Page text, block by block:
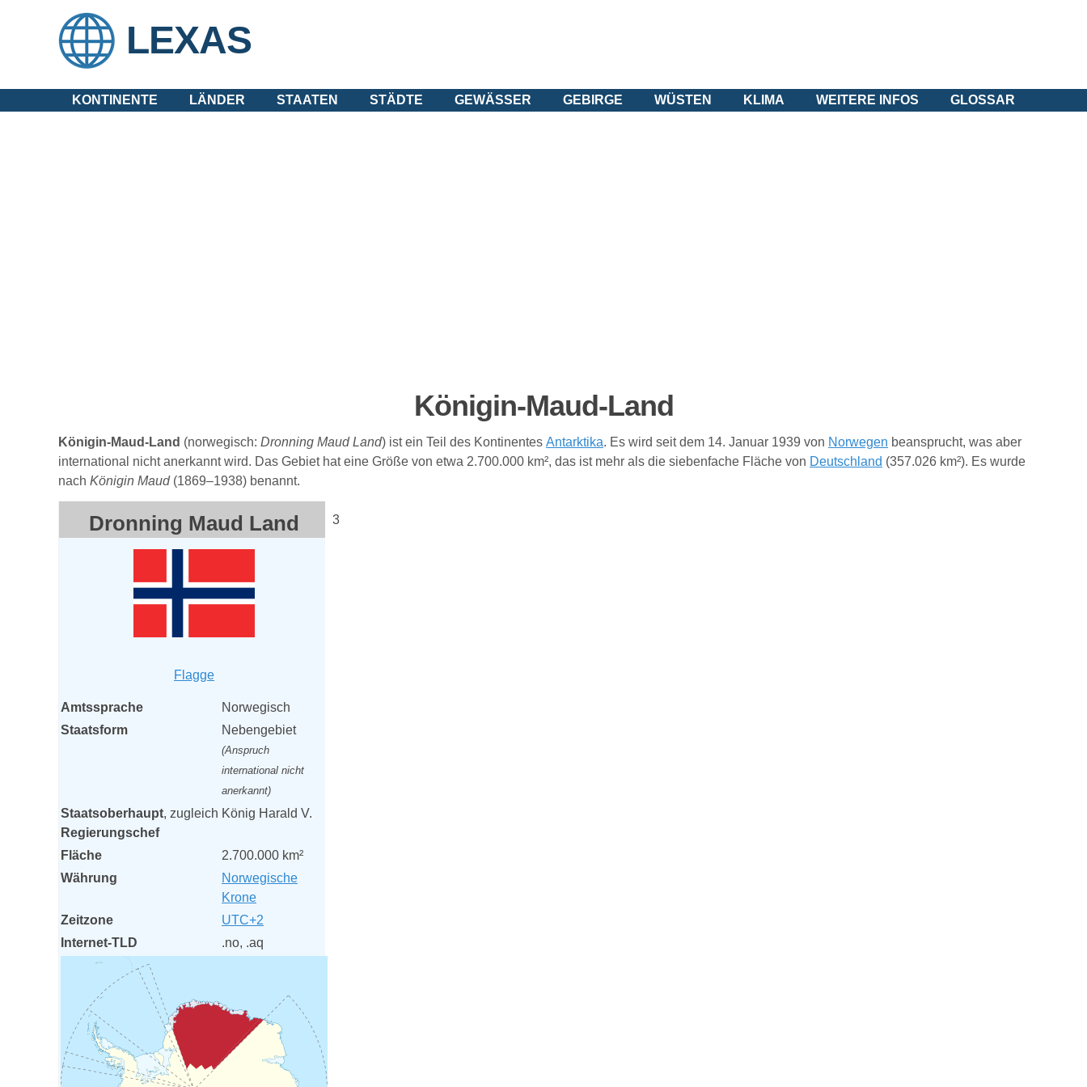
LEXAS
KONTINENTE LÄNDER STAATEN STÄDTE GEWÄSSER GEBIRGE WÜSTEN KLIMA WEITERE INFOS GLOSSAR
Königin-Maud-Land
Königin-Maud-Land (norwegisch: Dronning Maud Land) ist ein Teil des Kontinentes Antarktika. Es wird seit dem 14. Januar 1939 von Norwegen beansprucht, was aber
international nicht anerkannt wird. Das Gebiet hat eine Größe von etwa 2.700.000 km², das ist mehr als die siebenfache Fläche von Deutschland (357.026 km²). Es wurde
nach Königin Maud(1869–1938) benannt.
Dronning Maud Land
Flagge
Amtssprache
Norwegisch
Staatsform
Nebengebiet
(Anspruch
international nicht
anerkannt)
Staatsoberhaupt, zugleich
Regierungschef
König Harald V.
Fläche
2.700.000 km²
Währung
Norwegische
Krone
Zeitzone
UTC+2
Internet-TLD
.no, .aq
3